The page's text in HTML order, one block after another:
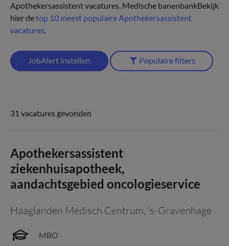
Apothekersassistent vacatures. Medische banenbankBekijk
hier detop 10 meest populaire Apothekersassistent
vacatures.
JobAlert instellen Populaire filters
31 vacatures gevonden
Apothekersassistent
ziekenhuisapotheek,
aandachtsgebied oncologieservice
Haaglanden Medisch Centrum, 's-Gravenhage
MBO